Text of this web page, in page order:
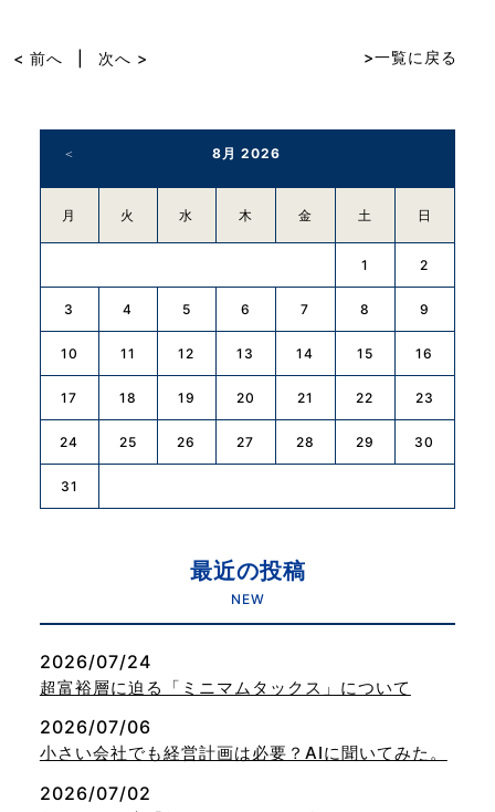
b
o
>一覧に戻る
< 前へ 次へ >
8月 2026
月 火 水 木 金 土 日
1 2
3 4 5 6 7 8 9
10 11 12 13 14 15 16
17 18 19 20 21 22 23
24 25 26 27 28 29 30
31
最近の投稿
NEW
2026/07/24
超富裕層に迫る「ミニマムタックス」について
2026/07/06
小さい会社でも経営計画は必要？AIに聞いてみた。
2026/07/02